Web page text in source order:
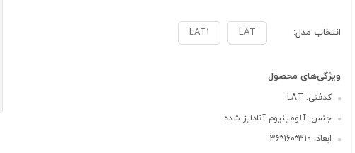
انتخاب مدل: LAT
LAT1
ویژگی‌های محصول
کدفنی: LAT
جنس: آلومینیوم آنادایز شده
ابعاد: 310*160*36